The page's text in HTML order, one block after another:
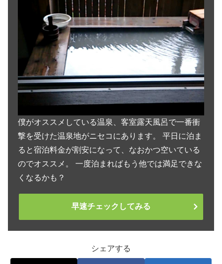
僕がオススメしている温泉、客室露天風呂で一番衝
撃を受けた温泉地がニセコにあります。 平日に泊ま
ると宿泊料金が割安になって、なおかつ空いている
のでオススメ。 一度泊まればもう他では満足できな
くなるかも？
早速チェックしてみる
シェアする